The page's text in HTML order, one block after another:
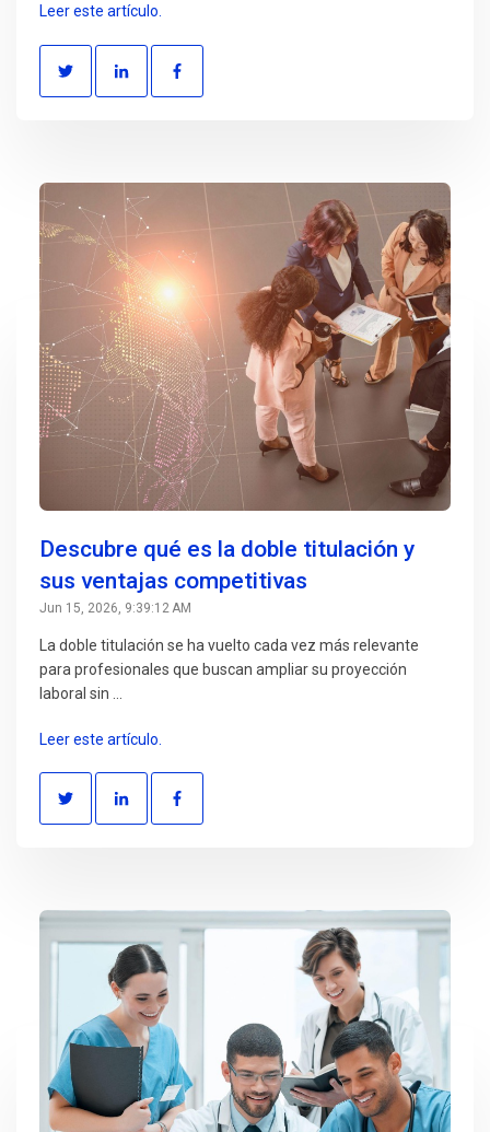
Leer este artículo.
Descubre qué es la doble titulación y
sus ventajas competitivas
Jun 15, 2026, 9:39:12 AM
La doble titulación se ha vuelto cada vez más relevante
para profesionales que buscan ampliar su proyección
laboral sin ...
Leer este artículo.